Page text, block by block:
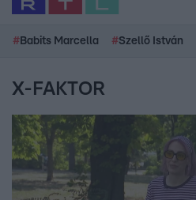
# Babits Marcella #Szellő István
X-FAKTOR